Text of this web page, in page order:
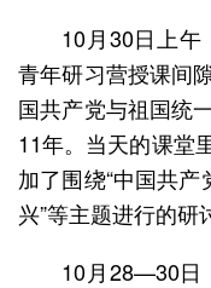
10月30日上
青年研习营授课间
国共产党与祖国统
11年。当天的课堂
加了围绕“中国共产
兴”等主题进行的研
10月28—30日